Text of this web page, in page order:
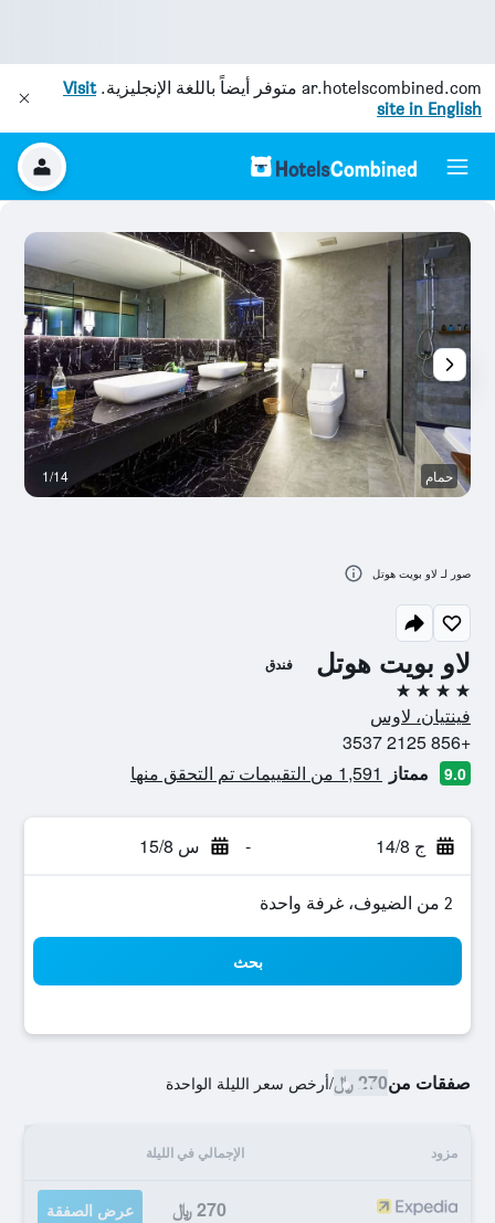
ar.hotelscombined.com متوفر أيضاً باللغة الإنجليزية.Visit
site in English
لاو بويت هوتل فندق
4 نجوم
فينتيان، لاوس
+856 2125 3537
9.0 ممتاز 1,591 من التقييمات تم التحقق منها
ج 14/8 - س 15/8
2 من الضيوف، غرفة واحدة
بحث
صفقات من270 ﷼ /أرخص سعر الليلة الواحدة
مزود الإجمالي في الليلة
270 ﷼ عرض الصفقة
حمام 1/14
صور لـ لاو بويت هوتل